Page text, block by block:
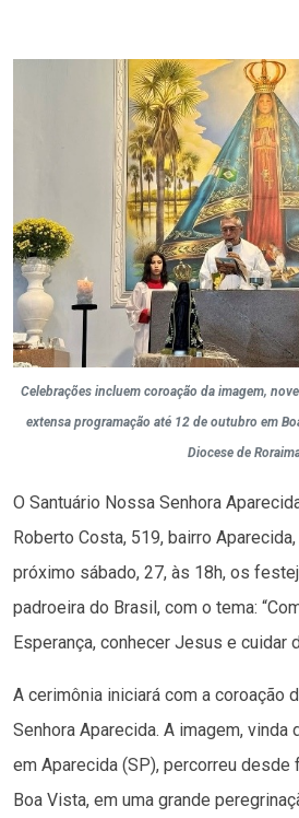
Celebrações incluem coroação da imagem,
extensa programação até 12 de outubro em
Diocese de
O Santuário Nossa Senhora
Roberto Costa, 519, bairro
próximo sábado, 27, às 18h, os
padroeira do Brasil, com o tema:
Esperança, conhecer Jesus e cuidar
A cerimônia iniciará com a coroação
Senhora Aparecida. A imagem, vinda
em Aparecida (SP), percorreu
Boa Vista, em uma grande